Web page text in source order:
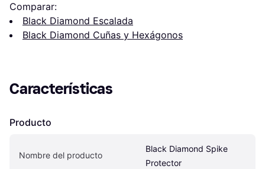
Comparar:
Black Diamond Escalada
Black Diamond Cuñas y Hexágonos
Características
Producto
Nombre del producto
Black Diamond Spike
Protector